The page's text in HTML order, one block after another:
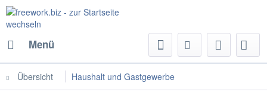
Menü
Übersicht Haushalt und Gastgewerbe